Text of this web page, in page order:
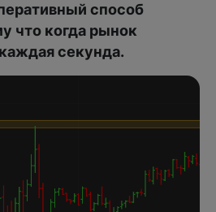
способ
что когда рынок
секунда.